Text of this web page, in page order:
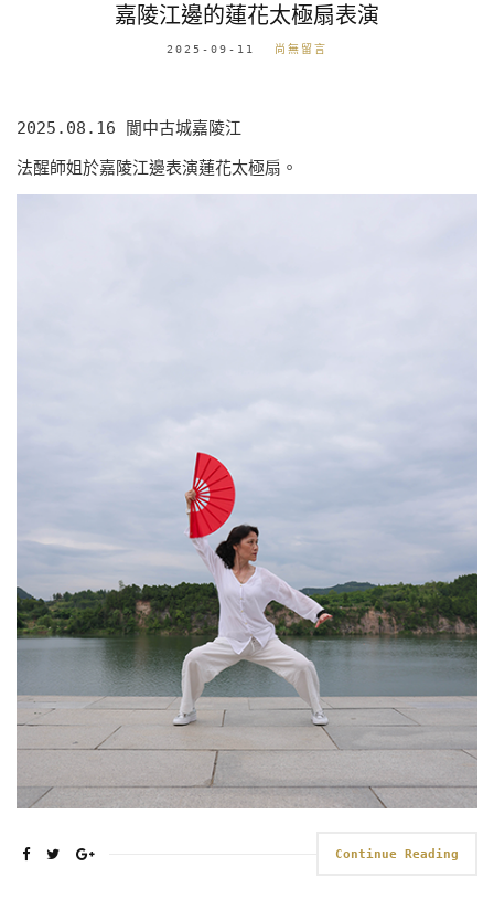
嘉陵江邊的蓮花太極扇表演
2025-09-11 尚無留言
2025.08.16 閬中古城嘉陵江
法醒師姐於嘉陵江邊表演蓮花太極扇。
Continue Reading